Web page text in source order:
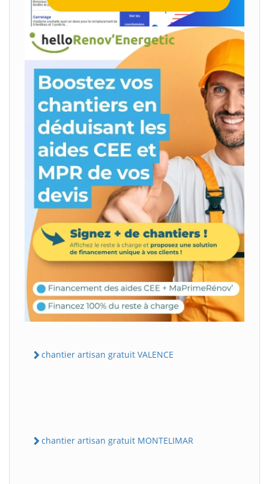
chantier artisan gratuit VALENCE
chantier artisan gratuit MONTELIMAR